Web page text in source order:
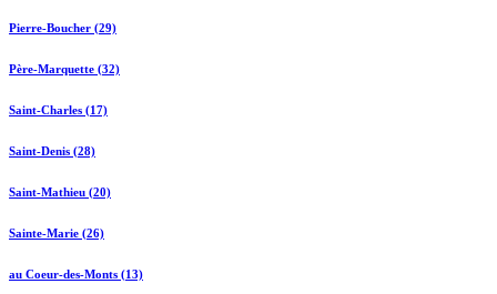
Pierre-Boucher (29)
Père-Marquette (32)
Saint-Charles (17)
Saint-Denis (28)
Saint-Mathieu (20)
Sainte-Marie (26)
au Coeur-des-Monts (13)